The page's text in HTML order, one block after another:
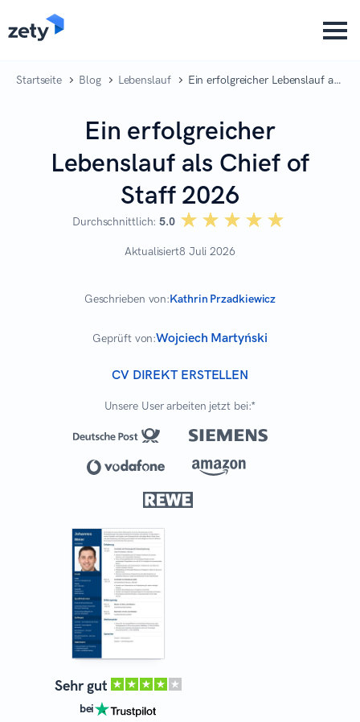
Startseite Blog Lebenslauf
Ein erfolgreicher Lebenslauf als
Sehr gut
bei
Ein erfolgreicher
Lebenslauf als Chief of
Staff 2026
Durchschnittlich:5.0 ☆☆☆☆☆
★★★★★
Aktualisiert8 Juli 2026
Geschrieben von:Kathrin Przadkiewicz
Geprüft von:Wojciech Martyński
CV DIREKT ERSTELLEN
Unsere User arbeiten jetzt bei:*